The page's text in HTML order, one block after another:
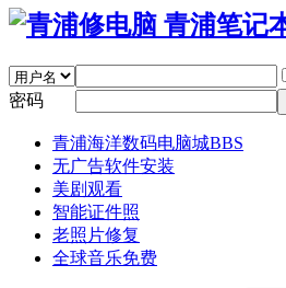
密码
青浦海洋数码电脑城BBS
无广告软件安装
美剧观看
智能证件照
老照片修复
全球音乐免费